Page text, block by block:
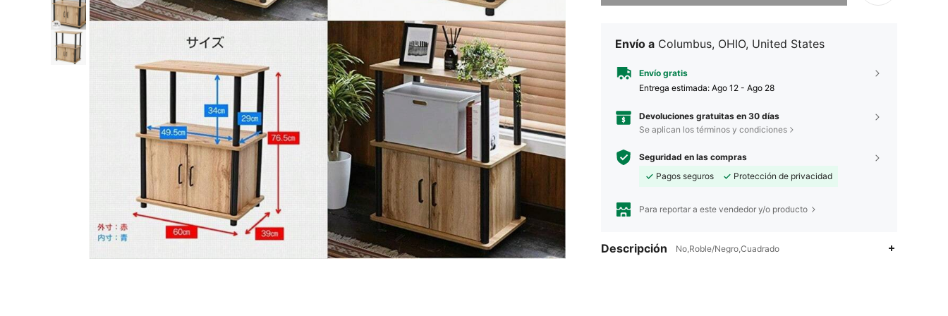
Envío a Columbus, OHIO, United States
Envío gratis
Entrega estimada: Ago 12 - Ago 28
Devoluciones gratuitas en 30 días
Se aplican los términos y condiciones
Seguridad en las compras
Pagos seguros
Protección de privacidad
Para reportar a este vendedor y/o producto
Descripción No,Roble/Negro,Cuadrado